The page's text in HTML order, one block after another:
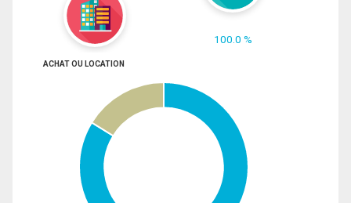
100.0 %
ACHAT OU LOCATION